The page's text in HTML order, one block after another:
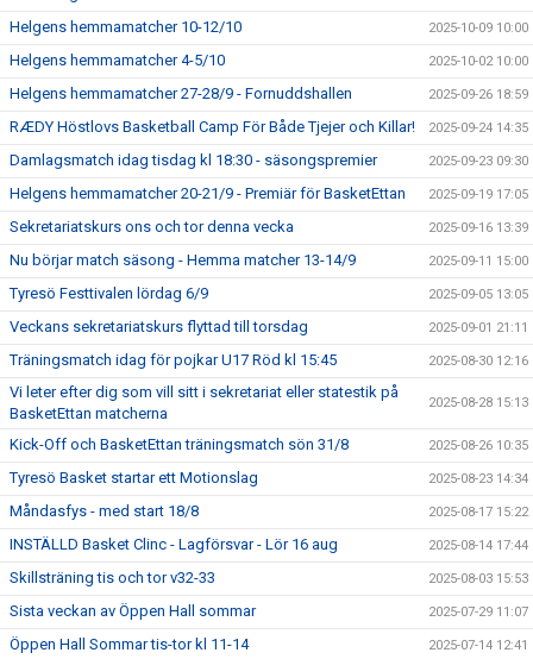
Helgens hemmamatcher 10-12/10 2025-10-09 10:00
Helgens hemmamatcher 4-5/10 2025-10-02 10:00
Helgens hemmamatcher 27-28/9 - Fornuddshallen 2025-09-26 18:59
RÆDY Höstlovs Basketball Camp För Både Tjejer och Killar! 2025-09-24 14:35
Damlagsmatch idag tisdag kl 18:30 - säsongspremier 2025-09-23 09:30
Helgens hemmamatcher 20-21/9 - Premiär för BasketEttan 2025-09-19 17:05
Sekretariatskurs ons och tor denna vecka 2025-09-16 13:39
Nu börjar match säsong - Hemma matcher 13-14/9 2025-09-11 15:00
Tyresö Festtivalen lördag 6/9 2025-09-05 13:05
Veckans sekretariatskurs flyttad till torsdag 2025-09-01 21:11
Träningsmatch idag för pojkar U17 Röd kl 15:45 2025-08-30 12:16
Vi leter efter dig som vill sitt i sekretariat eller statestik på
BasketEttan matcherna
2025-08-28 15:13
Kick-Off och BasketEttan träningsmatch sön 31/8 2025-08-26 10:35
Tyresö Basket startar ett Motionslag 2025-08-23 14:34
Måndasfys - med start 18/8 2025-08-17 15:22
INSTÄLLD Basket Clinc - Lagförsvar - Lör 16 aug 2025-08-14 17:44
Skillsträning tis och tor v32-33 2025-08-03 15:53
Sista veckan av Öppen Hall sommar 2025-07-29 11:07
Öppen Hall Sommar tis-tor kl 11-14 2025-07-14 12:41